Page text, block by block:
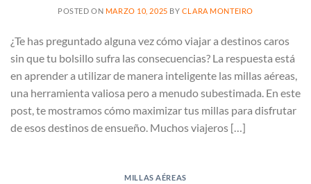
POSTED ON MARZO 10, 2025 BY CLARA MONTEIRO
¿Te has preguntado alguna vez cómo viajar a destinos caros
sin que tu bolsillo sufra las consecuencias? La respuesta está
en aprender a utilizar de manera inteligente las millas aéreas,
una herramienta valiosa pero a menudo subestimada. En este
post, te mostramos cómo maximizar tus millas para disfrutar
de esos destinos de ensueño. Muchos viajeros […]
MILLAS AÉREAS